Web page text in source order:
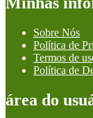
Sobre Nós
Política de
Termos de
Política de
área do